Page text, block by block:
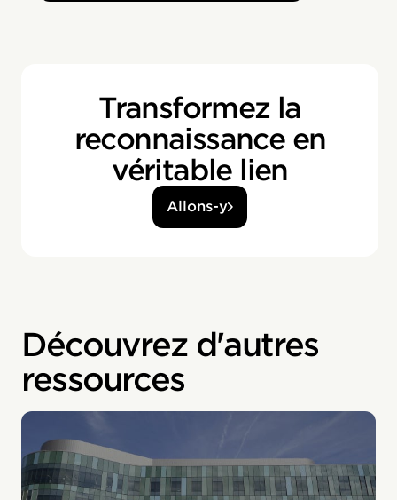
Transformez la
reconnaissance en
véritable lien
Allons-y
Découvrez d'autres
ressources